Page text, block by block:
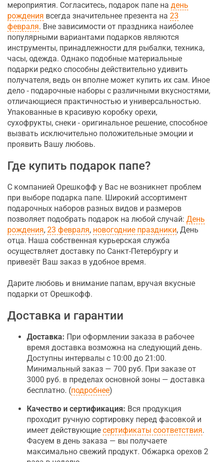
мероприятия. Согласитесь, подарок папе на день
рождения всегда значительнее презента на 23
февраля. Вне зависимости от праздника наиболее
популярными вариантами подарков являются
инструменты, принадлежности для рыбалки, техника,
часы, одежда. Однако подобные материальные
подарки редко способны действительно удивить
получателя, ведь он вполне может купить их сам. Иное
дело - подарочные наборы с различными вкусностями,
отличающиеся практичностью и универсальностью.
Упакованные в красивую коробку орехи,
сухофрукты, снеки - оригинальное решение, способное
вызвать исключительно положительные эмоции и
проявить Вашу любовь.
Где купить подарок папе?
С компанией Орешкофф у Вас не возникнет проблем
при выборе подарка папе. Широкий ассортимент
подарочных наборов разных видов и размеров
позволяет подобрать подарок на любой случай: День
рождения, 23 февраля, новогодние праздники, День
отца. Наша собственная курьерская служба
осуществляет доставку по Санкт-Петербургу и
привезёт Ваш заказ в удобное время.
Дарите любовь и внимание папам, вручая вкусные
подарки от Орешкофф.
Доставка и гарантии
Доставка: При оформлении заказа в рабочее
время доставка возможна на следующий день.
Доступны интервалы с 10:00 до 21:00.
Минимальный заказ — 700 руб. При заказе от
3000 руб. в пределах основной зоны — доставка
бесплатно. (подробнее)
Качество и сертификация: Вся продукция
проходит ручную сортировку перед фасовкой и
имеет действующие сертификаты соответствия.
Фасуем в день заказа — вы получаете
максимально свежий продукт. Обжарка орехов 2